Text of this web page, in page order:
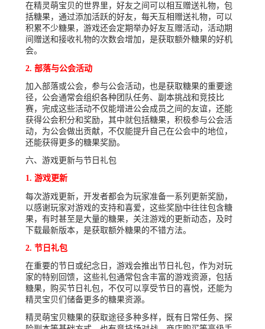
在精灵萌宝贝的世界里，好友之间可以相互赠送礼物，包
括糖果，通过添加活跃的好友，每天互相赠送礼物，可以
积累不少糖果，游戏还会定期举办好友互赠活动，活动期
间赠送和接收礼物的次数会增加，是获取额外糖果的好机
会。
2. 部落与公会活动
加入部落或公会，参与公会活动，也是获取糖果的重要途
径，公会通常会组织各种团队任务、副本挑战和竞技比
赛，完成这些活动不仅能增进公会成员之间的友谊，还能
获得公会积分和奖励，其中就包括糖果，积极参与公会活
动，为公会做出贡献，不仅能提升自己在公会中的地位，
还能获得更多的糖果奖励。
六、游戏更新与节日礼包
1. 游戏更新
每次游戏更新，开发者都会为玩家准备一系列更新奖励，
以感谢玩家对游戏的支持和喜爱，这些奖励中往往包含糖
果，有时甚至是大量的糖果，关注游戏的更新动态，及时
下载最新版本，是获取额外糖果的不错方法。
2. 节日礼包
在重要的节日或纪念日，游戏会推出节日礼包，作为对玩
家的特别回馈，这些礼包通常包含丰富的游戏资源，包括
糖果，购买节日礼包，不仅可以享受节日的喜悦，还能为
精灵宝贝们储备更多的糖果资源。
精灵萌宝贝糖果的获取途径多种多样，既有日常任务、探